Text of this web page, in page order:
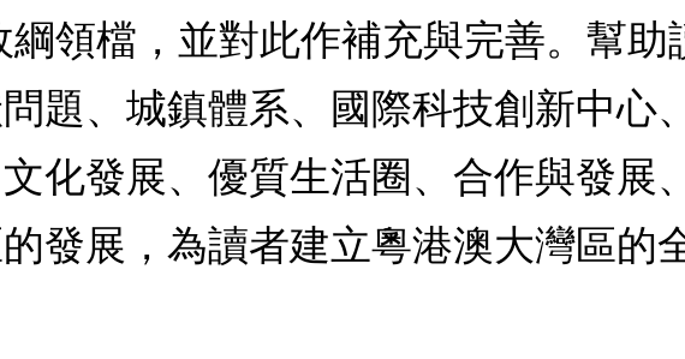
領檔，並對此作補充與完善。幫助
題、城鎮體系、國際科技創新中心
化發展、優質生活圈、合作與發展
發展，為讀者建立粵港澳大灣區的